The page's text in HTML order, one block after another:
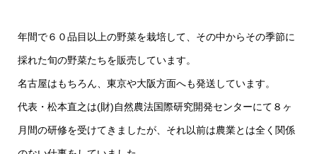
年間で６０品目以上の野菜を栽培して、その中からその季節に
採れた旬の野菜たちを販売しています。
名古屋はもちろん、東京や大阪方面へも発送しています。
代表・松本直之は(財)自然農法国際研究開発センターにて８ヶ
月間の研修を受けてきましたが、それ以前は農業とは全く関係